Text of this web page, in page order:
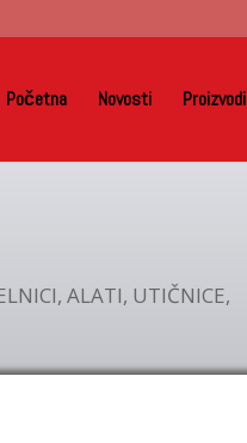
Početna Novosti Proizvodi
ALATI, UTIČNICE,